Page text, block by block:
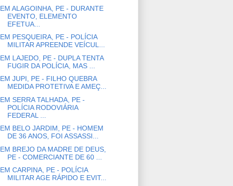
EM ALAGOINHA, PE - DURANTE
EVENTO, ELEMENTO
EFETUA...
EM PESQUEIRA, PE - POLÍCIA
MILITAR APREENDE VEÍCUL...
EM LAJEDO, PE - DUPLA TENTA
FUGIR DA POLÍCIA, MAS ...
EM JUPI, PE - FILHO QUEBRA
MEDIDA PROTETIVA E AMEÇ...
EM SERRA TALHADA, PE -
POLÍCIA RODOVIÁRIA
FEDERAL ...
EM BELO JARDIM, PE - HOMEM
DE 36 ANOS, FOI ASSASSI...
EM BREJO DA MADRE DE DEUS,
PE - COMERCIANTE DE 60 ...
EM CARPINA, PE - POLÍCIA
MILITAR AGE RÁPIDO E EVIT...